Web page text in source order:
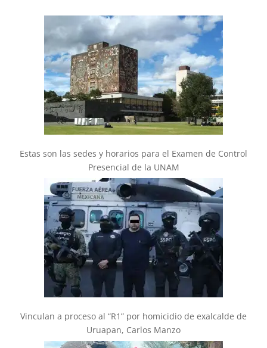
Estas son las sedes y horarios para el Examen de Control
Presencial de la UNAM
Vinculan a proceso al “R1” por homicidio de exalcalde de
Uruapan, Carlos Manzo